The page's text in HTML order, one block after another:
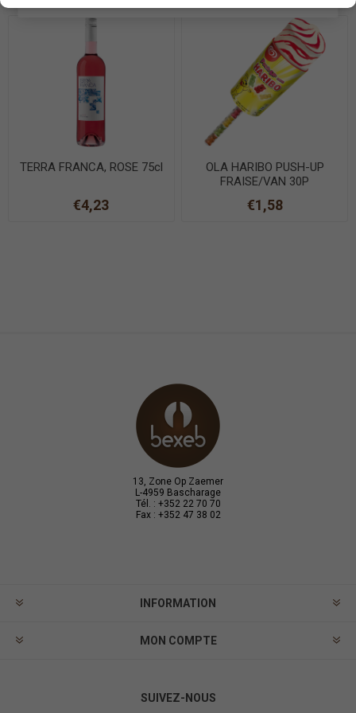
TERRA FRANCA, ROSE 75cl
€4,23
OLA HARIBO PUSH-UP
FRAISE/VAN 30P
€1,58
13, Zone Op Zaemer
L-4959 Bascharage
Tél. : +352 22 70 70
Fax : +352 47 38 02
INFORMATION
MON COMPTE
SUIVEZ-NOUS